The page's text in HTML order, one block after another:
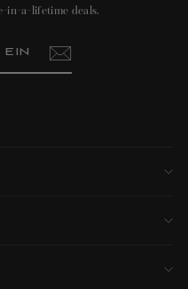
in-a-lifetime deals.